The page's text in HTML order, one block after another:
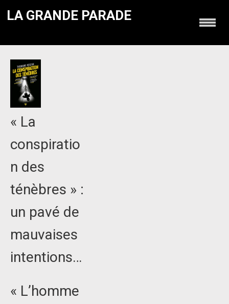
LA GRANDE PARADE
« La
conspiratio
n des
ténèbres » :
un pavé de
mauvaises
intentions…
« L’homme